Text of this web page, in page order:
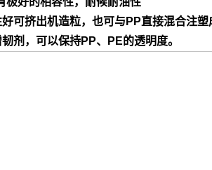
可挤出机造粒，也可与PP直接混合注塑
剂，可以保持PP、PE的透明度。